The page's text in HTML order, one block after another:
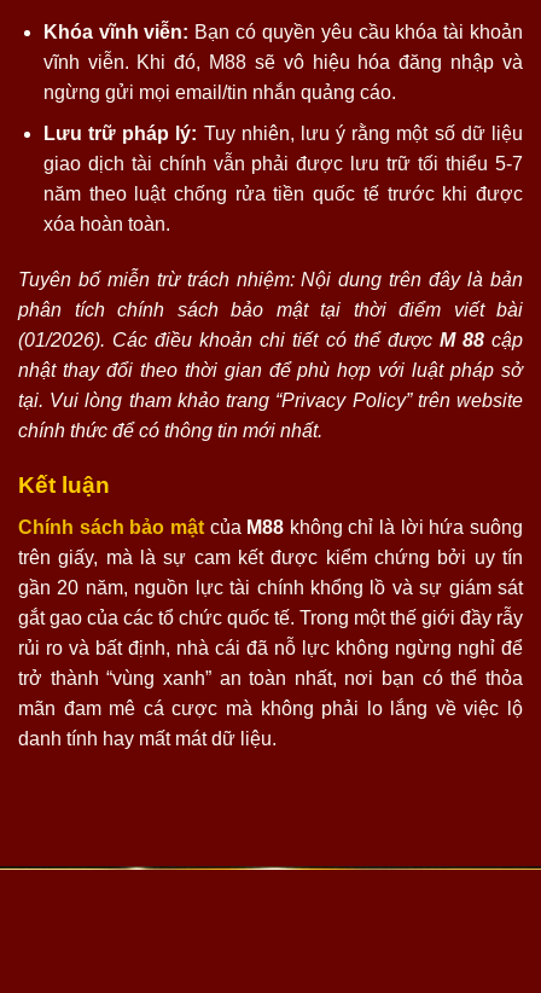
Khóa vĩnh viễn: Bạn có quyền yêu cầu khóa tài khoản
vĩnh viễn. Khi đó, M88 sẽ vô hiệu hóa đăng nhập và
ngừng gửi mọi email/tin nhắn quảng cáo.
Lưu trữ pháp lý: Tuy nhiên, lưu ý rằng một số dữ liệu
giao dịch tài chính vẫn phải được lưu trữ tối thiểu 5-7
năm theo luật chống rửa tiền quốc tế trước khi được
xóa hoàn toàn.
Tuyên bố miễn trừ trách nhiệm: Nội dung trên đây là bản
phân tích chính sách bảo mật tại thời điểm viết bài
(01/2026). Các điều khoản chi tiết có thể được M 88cập
nhật thay đổi theo thời gian để phù hợp với luật pháp sở
tại. Vui lòng tham khảo trang “Privacy Policy” trên website
chính thức để có thông tin mới nhất.
Kết luận
Chính sách bảo mậtcủa M88 không chỉ là lời hứa suông
trên giấy, mà là sự cam kết được kiểm chứng bởi uy tín
gần 20 năm, nguồn lực tài chính khổng lồ và sự giám sát
gắt gao của các tổ chức quốc tế. Trong một thế giới đầy rẫy
rủi ro và bất định, nhà cái đã nỗ lực không ngừng nghỉ để
trở thành “vùng xanh” an toàn nhất, nơi bạn có thể thỏa
mãn đam mê cá cược mà không phải lo lắng về việc lộ
danh tính hay mất mát dữ liệu.